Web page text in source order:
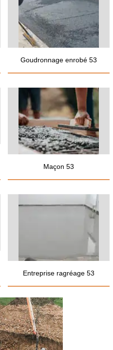
Goudronnage enrobé 53
Maçon 53
Entreprise ragréage 53